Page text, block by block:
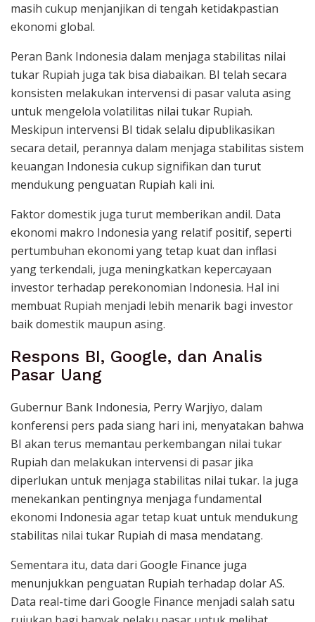
masih cukup menjanjikan di tengah ketidakpastian
ekonomi global.
Peran Bank Indonesia dalam menjaga stabilitas nilai
tukar Rupiah juga tak bisa diabaikan. BI telah secara
konsisten melakukan intervensi di pasar valuta asing
untuk mengelola volatilitas nilai tukar Rupiah.
Meskipun intervensi BI tidak selalu dipublikasikan
secara detail, perannya dalam menjaga stabilitas sistem
keuangan Indonesia cukup signifikan dan turut
mendukung penguatan Rupiah kali ini.
Faktor domestik juga turut memberikan andil. Data
ekonomi makro Indonesia yang relatif positif, seperti
pertumbuhan ekonomi yang tetap kuat dan inflasi
yang terkendali, juga meningkatkan kepercayaan
investor terhadap perekonomian Indonesia. Hal ini
membuat Rupiah menjadi lebih menarik bagi investor
baik domestik maupun asing.
Respons BI, Google, dan Analis
Pasar Uang
Gubernur Bank Indonesia, Perry Warjiyo, dalam
konferensi pers pada siang hari ini, menyatakan bahwa
BI akan terus memantau perkembangan nilai tukar
Rupiah dan melakukan intervensi di pasar jika
diperlukan untuk menjaga stabilitas nilai tukar. Ia juga
menekankan pentingnya menjaga fundamental
ekonomi Indonesia agar tetap kuat untuk mendukung
stabilitas nilai tukar Rupiah di masa mendatang.
Sementara itu, data dari Google Finance juga
menunjukkan penguatan Rupiah terhadap dolar AS.
Data real-time dari Google Finance menjadi salah satu